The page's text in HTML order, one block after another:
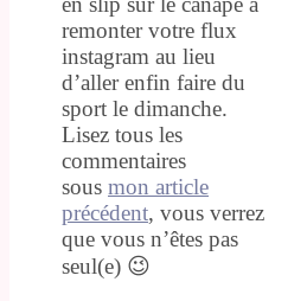
remonter votre flux
instagram au lieu
d’aller enfin faire du
sport le dimanche.
Lisez tous les
commentaires
sous mon article
précédent, vous verrez
que vous n’êtes pas
seul(e) 😉